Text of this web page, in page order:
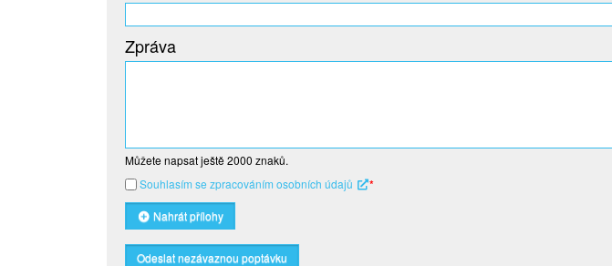
Zpráva
Můžete napsat ještě2000 znaků.
Souhlasím se zpracováním osobních údajů
*
Nahrát přílohy
Odeslat nezávaznou poptávku